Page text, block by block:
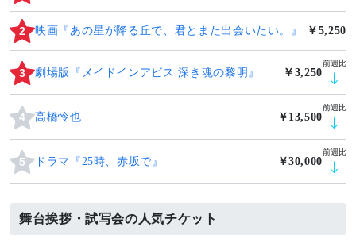
2 映画『あの星が降る丘で、君とまた出会いたい。』 ￥5,250
3 劇場版『メイドインアビス 深き魂の黎明』 ￥3,250
前週比
4 高橋怜也 ￥13,500
前週比
5 ドラマ『25時、赤坂で』 ￥30,000
前週比
舞台挨拶・試写会の人気チケット